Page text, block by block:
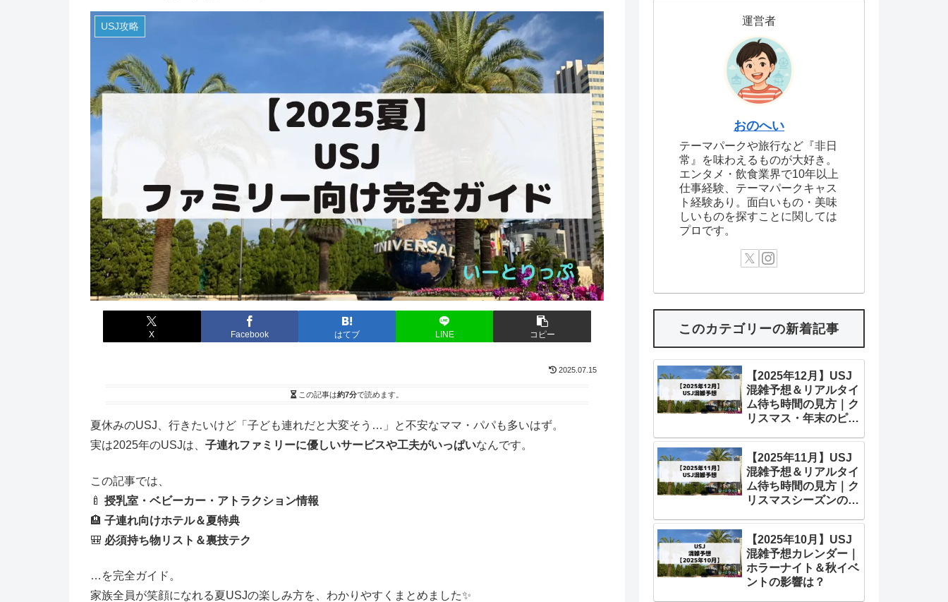
USJ攻略
X Facebook はてブ LINE コピー
2025.07.15
この記事は約7分で読めます。
夏休みのUSJ、行きたいけど「子ども連れだと大変そう…」と不安なママ・パパも多いはず。
実は2025年のUSJは、 子連れファミリーに優しいサービスや工夫がいっぱいなんです。
この記事では、
🍼 授乳室・ベビーカー・アトラクション情報
🏨 子連れ向けホテル＆夏特典
🎒 必須持ち物リスト＆裏技テク
…を完全ガイド。
家族全員が笑顔になれる夏USJの楽しみ方を、わかりやすくまとめました✨
運営者
おのへい
テーマパークや旅行など『非日
常』を味わえるものが大好き。
エンタメ・飲食業界で10年以上
仕事経験、テーマパークキャス
ト経験あり。面白いもの・美味
しいものを探すことに関しては
プロです。
このカテゴリーの新着記事
【2025年12月】USJ
混雑予想＆リアルタイ
ム待ち時間の見方｜ク
リスマス・年末のピー
【2025年11月】USJ
混雑予想＆リアルタイ
ム待ち時間の見方｜ク
リスマスシーズンの狙
【2025年10月】USJ
混雑予想カレンダー｜
ホラーナイト＆秋イベ
ントの影響は？